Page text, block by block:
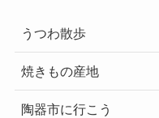
うつわ散歩
焼きもの産地
陶器市に行こう